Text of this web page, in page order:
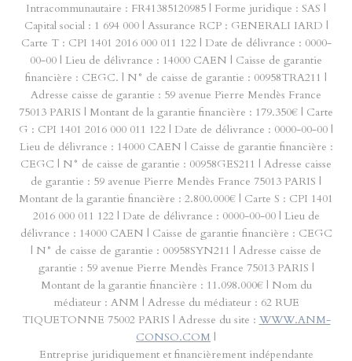
Intracommunautaire : FR41385120985 | Forme juridique : SAS |
Capital social : 1 694 000 | Assurance RCP : GENERALI IARD |
Carte T : CPI 1401 2016 000 011 122 | Date de délivrance : 0000-
00-00 | Lieu de délivrance : 14000 CAEN | Caisse de garantie
financière : CEGC. | N° de caisse de garantie : 00958TRA211 |
Adresse caisse de garantie : 59 avenue Pierre Mendès France
75013 PARIS | Montant de la garantie financière : 179.350€ | Carte
G : CPI 1401 2016 000 011 122 | Date de délivrance : 0000-00-00 |
Lieu de délivrance : 14000 CAEN | Caisse de garantie financière :
CEGC | N° de caisse de garantie : 00958GES211 | Adresse caisse
de garantie : 59 avenue Pierre Mendès France 75013 PARIS |
Montant de la garantie financière : 2.800.000€ | Carte S : CPI 1401
2016 000 011 122 | Date de délivrance : 0000-00-00 | Lieu de
délivrance : 14000 CAEN | Caisse de garantie financière : CEGC
| N° de caisse de garantie : 00958SYN211 | Adresse caisse de
garantie : 59 avenue Pierre Mendès France 75013 PARIS |
Montant de la garantie financière : 11.098.000€ | Nom du
médiateur : ANM | Adresse du médiateur : 62 RUE
TIQUETONNE 75002 PARIS | Adresse du site : WWW.ANM-
CONSO.COM |
Entreprise juridiquement et financièrement indépendante